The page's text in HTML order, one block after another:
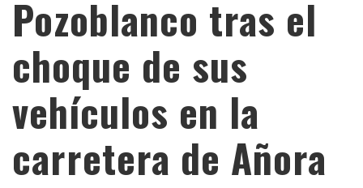
Pozoblanco tras el
choque de sus
vehículos en la
carretera de Añora